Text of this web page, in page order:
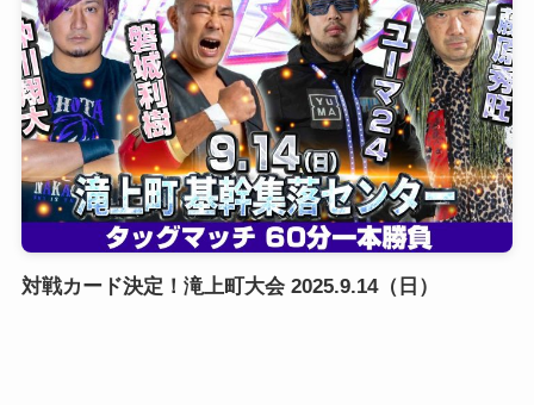
対戦カード決定！滝上町大会 2025.9.14（日）